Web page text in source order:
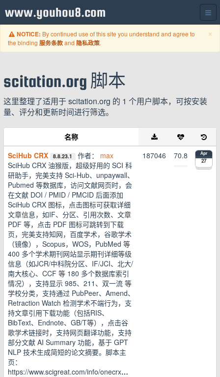
www.youhou8.com
×
NOTICE: By continued use of this site you understand and agree to
the binding 服务条款and 隐私政策.
scitation.org 脚本
这里整理了适用于 scitation.org 的 1 个用户脚本，可按安装
量、评分和更新时间进行筛选。
名称
SciHub CRX
8.8.23.1 作者： max
SciHub CRX 油猴版，超级好用的 SCI 科
研助手，完美支持 Sci-Hub、unpaywall、
Pubmed 等数据库，访问文献网页时，会
在文献 DOI / PMID / PMCID 后面添加
SciHub CRX 图标，点击图标可获取详细
文章信息，如IF、分区、引用次数、文章
PDF 等，点击 PDF 图标可跳转到下载
页，完美支持知网，百度学术，谷歌学术
（镜像），Scopus，WOS，PubMed 等
400 多个学术期刊网站显示期刊详细等级
信息（如JCR/中科院分区、IF/JCI、北大/
南大核心、CCF 等 180 多个数据库索引
情况），支持显示 985、211、双一流 等
学校分类，支持通过 PubPeer、Amend、
Retraction Watch 检测学术不端行为，支
持文章引用下载功能（包括RIS、
BibText、Endnote、GB/T等），点击谷
歌学术链接时，支持网页翻译功能，支持
部分文献 AI Summary 功能，基于 GPT
NLP 技术生成简短的论文摘要。脚本主
页：
https://www.scigreat.com/info/onecrx…
187046 70.8 Apr
27